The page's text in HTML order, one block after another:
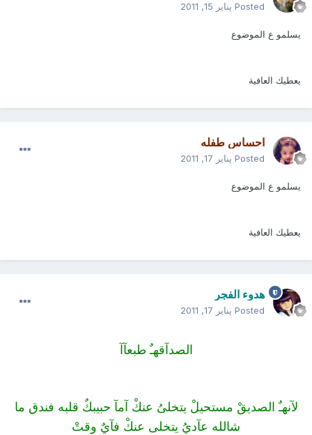
Posted يناير 15, 2011
يسلمو ع الموضوع
يعطيك العافية
احساس طفله
Posted يناير 17, 2011
يسلمو ع الموضوع
يعطيك العافية
هدوء الفجر
Posted يناير 17, 2011
الصدآقهـٌ طبعآآ
لآنهـٌ الصديقْ مستحيلْ يتخلىُ عنكْ آمآ حبيبكٌ قلبه فندق ما
شالله عآديُ يتخلى عنكْ فآيٌ وقتْ